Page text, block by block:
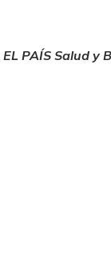
EL PAÍS Salud y